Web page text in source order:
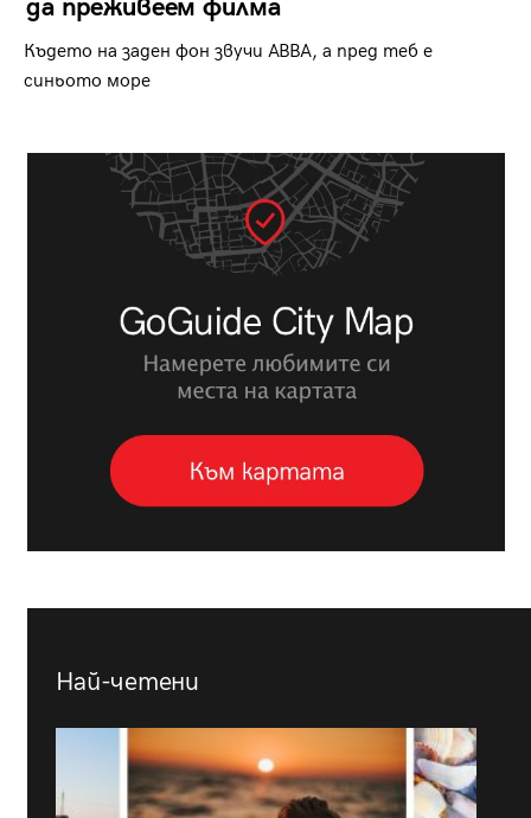
да преживеем филма
Където на заден фон звучи ABBA, а пред теб е
синьото море
Най-четени